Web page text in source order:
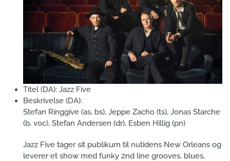
Titel (DA): Jazz Five
Beskrivelse (DA):
Stefan Ringgive (as, bs), Jeppe Zacho (ts), Jonas Starche
(b, voc), Stefan Andersen (dr), Esben Hillig (pn)
Jazz Five tager sit publikum til nutidens New Orleans og
leverer et show med funky 2nd line grooves, blues,